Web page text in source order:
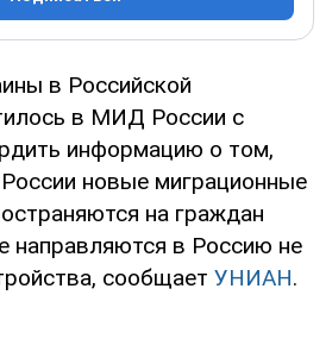
в Российской
в МИД России с
информацию о том,
новые миграционные
на граждан
направляются в Россию не
сообщает УНИАН.